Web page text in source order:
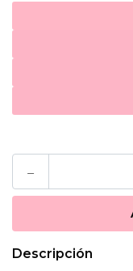
-
Descripción